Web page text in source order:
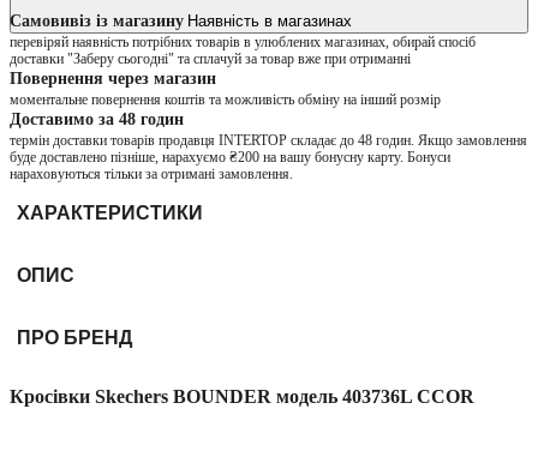
Наявність в магазинах
Самовивіз із магазину
перевіряй наявність потрібних товарів в улюблених магазинах, обирай спосіб
доставки "Заберу сьогодні" та сплачуй за товар вже при отриманні
Повернення через магазин
моментальне повернення коштів та можливість обміну на інший розмір
Доставимо за 48 годин
термін доставки товарів продавця INTERTOP складає до 48 годин. Якщо замовлення
буде доставлено пізніше, нарахуємо ₴200 на вашу бонусну карту. Бонуси
нараховуються тільки за отримані замовлення.
ХАРАКТЕРИСТИКИ
ОПИС
ПРО БРЕНД
Кросівки Skechers BOUNDER модель 403736L CCOR